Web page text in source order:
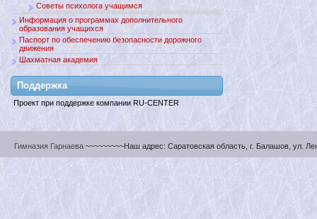
Советы психолога учащимся
Информация о программах дополнительного
образования учащихся
Паспорт по обеспечению безопасности дорожного
движения
Шахматная академия
Поддержкa
Проект при поддержке компании RU-CENTER
Гимназия Гарнаева ~~~~~~~~~Наш адрес: Саратовская область, г. Балашов, ул.